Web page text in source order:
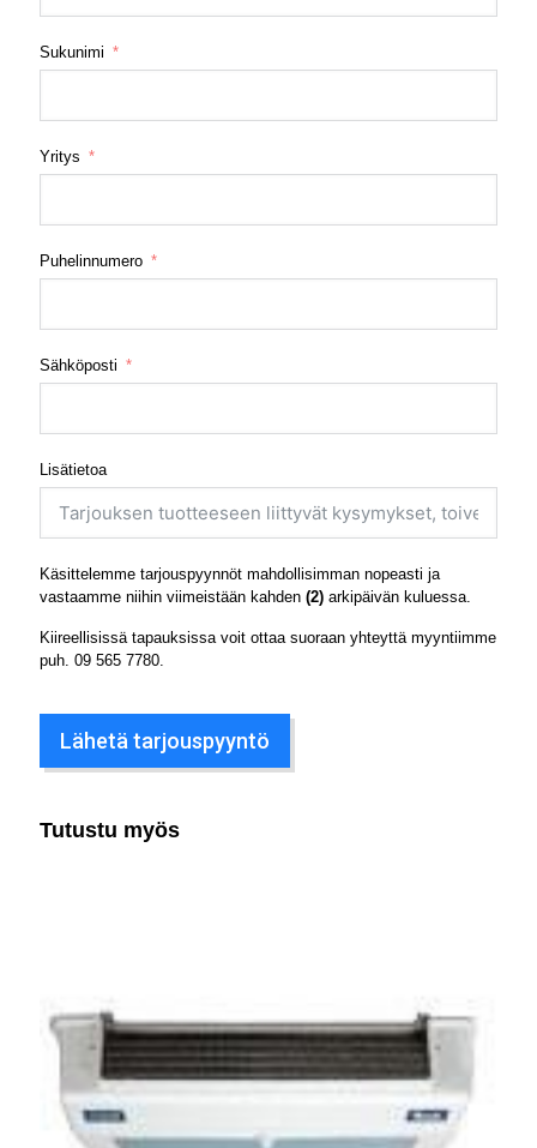
Sukunimi
Yritys
Puhelinnumero
Sähköposti
Lisätietoa
Käsittelemme tarjouspyynnöt mahdollisimman nopeasti ja
vastaamme niihin viimeistään kahden (2) arkipäivän kuluessa.
Kiireellisissä tapauksissa voit ottaa suoraan yhteyttä myyntiimme
puh. 09 565 7780
Lähetä tarjouspyyntö
Tutustu myös